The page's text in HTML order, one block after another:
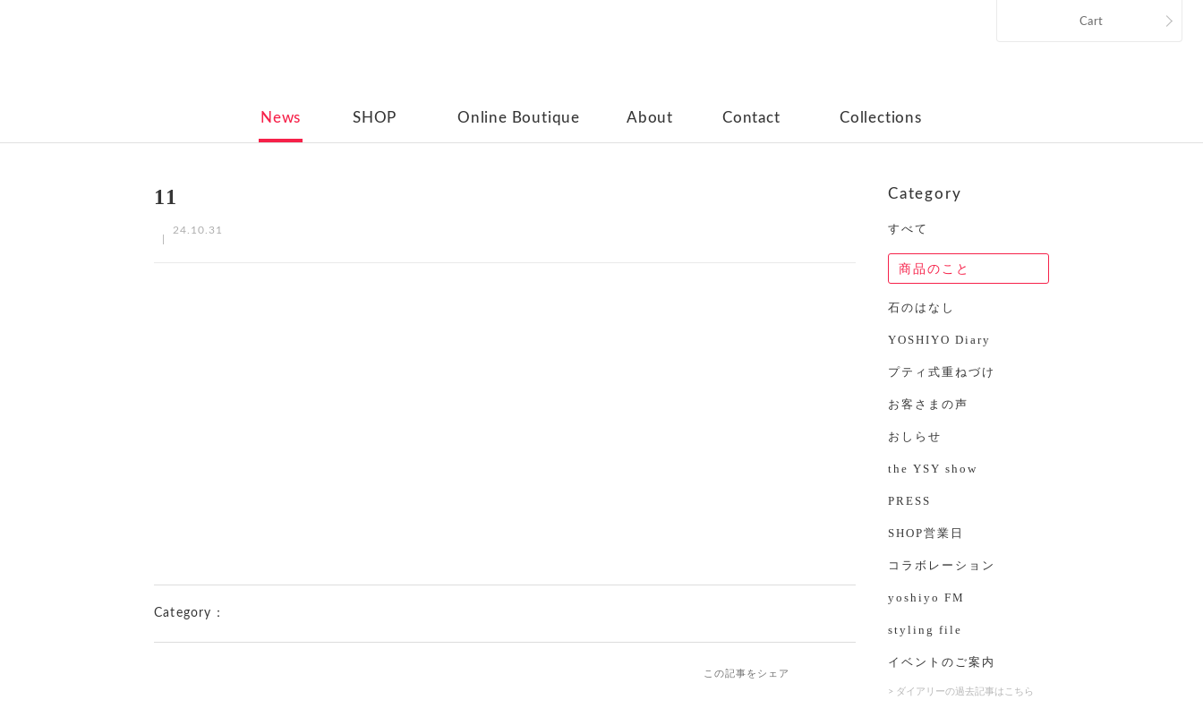
News SHOP Online Boutique About Contact Collections
Cart
11
24.10.31
Category：
この記事をシェア
Category
すべて
商品のこと
石のはなし
YOSHIYO Diary
プティ式重ねづけ
お客さまの声
おしらせ
the YSY show
PRESS
SHOP営業日
コラボレーション
yoshiyo FM
styling file
イベントのご案内
> ダイアリーの過去記事はこちら